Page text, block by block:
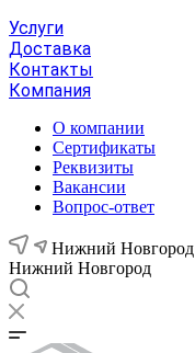
Услуги
Доставка
Контакты
Компания
О компании
Сертификаты
Реквизиты
Вакансии
Вопрос-ответ
Нижний Новгород
Нижний Новгород